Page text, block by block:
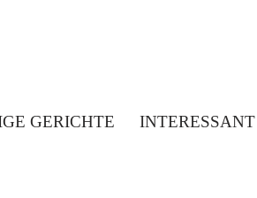
GERICHTE
INTERESSANT